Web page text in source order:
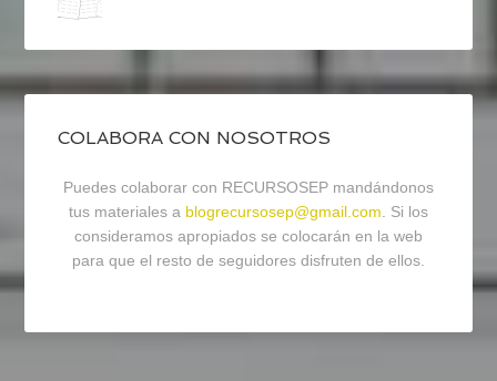
COLABORA CON NOSOTROS
Puedes colaborar con RECURSOSEP mandándonos
tus materiales a blogrecursosep@gmail.com. Si los
consideramos apropiados se colocarán en la web
para que el resto de seguidores disfruten de ellos.